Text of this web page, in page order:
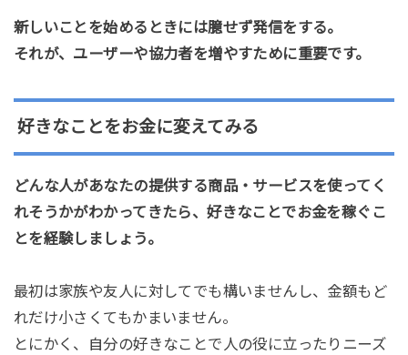
新しいことを始めるときには臆せず発信をする。
それが、ユーザーや協力者を増やすために重要です。
好きなことをお金に変えてみる
どんな人があなたの提供する商品・サービスを使ってく
れそうかがわかってきたら、好きなことでお金を稼ぐこ
とを経験しましょう。
最初は家族や友人に対してでも構いませんし、金額もど
れだけ小さくてもかまいません。
とにかく、自分の好きなことで人の役に立ったりニーズ